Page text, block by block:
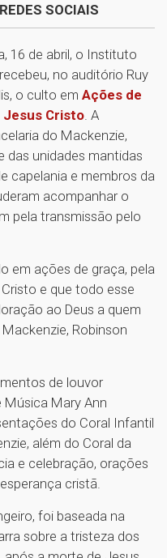
SOCIAIS
16 de abril, o Instituto
no auditório Ruy
o culto em Ações de
Jesus Cristo . A
do Mackenzie,
das unidades mantidas
capelania e membros da
acompanhar o
pela transmissão pelo
em ações de graça, pela
e que todo esse
ao Deus a quem
Robinson
de louvor
Música Mary Ann
do Coral Infantil
além do Coral da
e celebração, orações
cristã.
foi baseada na
sobre a tristeza dos